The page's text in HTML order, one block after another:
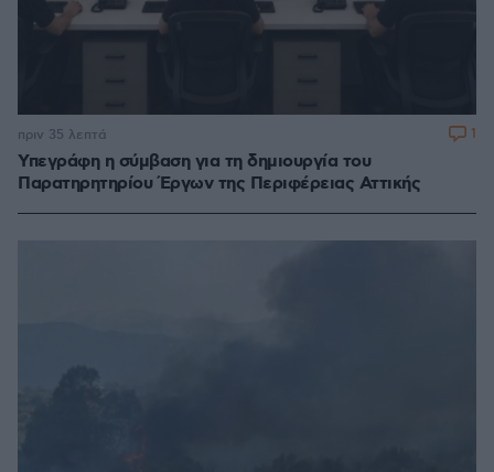
Υπεγράφη η σύμβαση για τη δημιουργία του
Παρατηρητηρίου Έργων της Περιφέρειας Αττικής
πριν 35 λεπτά 1